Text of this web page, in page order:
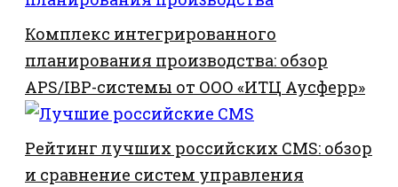
Комплекс интегрированного
планирования производства: обзор
APS/IBP-системы от ООО «ИТЦ Аусферр»
Рейтинг лучших российских CMS: обзор
и сравнение систем управления